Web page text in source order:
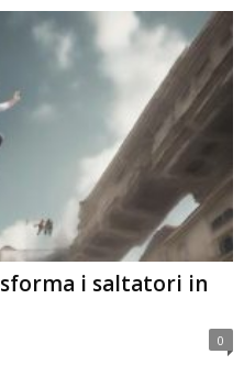
i saltatori in
0